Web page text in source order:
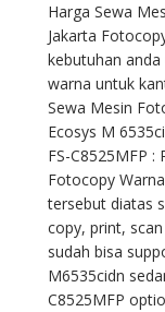
Harga Sewa
Jakarta
kebutuhan
warna untuk
Sewa Mesin
Ecosys M
FS-C8525MFP :
Fotocopy
tersebut diatas
copy, print,
sudah bisa
M6535cidn
C8525MFP